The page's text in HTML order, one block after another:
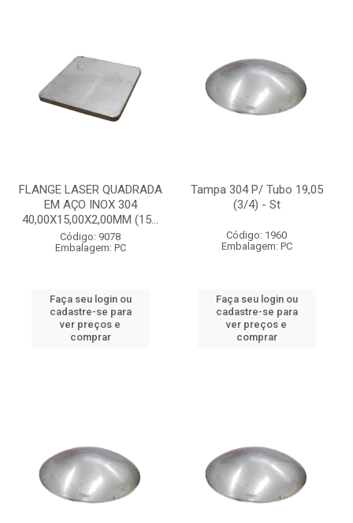
FLANGE LASER QUADRADA
EM AÇO INOX 304
40,00X15,00X2,00MM (15...
Código: 9078
Embalagem: PC
Faça seu login ou
cadastre-se para
ver preços e
comprar
Tampa 304 P/ Tubo 19,05
(3/4) - St
Código: 1960
Embalagem: PC
Faça seu login ou
cadastre-se para
ver preços e
comprar